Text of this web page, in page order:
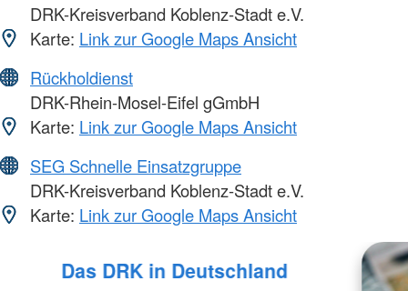
DRK-Kreisverband Koblenz-Stadt e.V.
Karte: Link zur Google Maps Ansicht
Rückholdienst
DRK-Rhein-Mosel-Eifel gGmbH
Karte: Link zur Google Maps Ansicht
SEG Schnelle Einsatzgruppe
DRK-Kreisverband Koblenz-Stadt e.V.
Karte: Link zur Google Maps Ansicht
Das DRK in Deutschland